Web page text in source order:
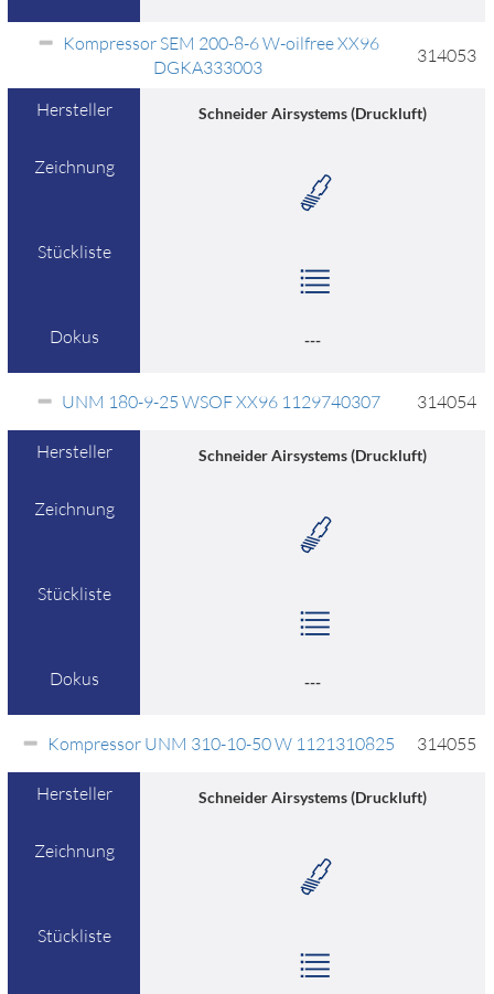
Kompressor SEM 200-8-6 W-oilfree XX96
DGKA333003
314053
Hersteller Schneider Airsystems (Druckluft)
Zeichnung
Stückliste
Dokus ---
UNM 180-9-25 WSOF XX96 1129740307 314054
Hersteller Schneider Airsystems (Druckluft)
Zeichnung
Stückliste
Dokus ---
Kompressor UNM 310-10-50 W 1121310825 314055
Hersteller Schneider Airsystems (Druckluft)
Zeichnung
Stückliste